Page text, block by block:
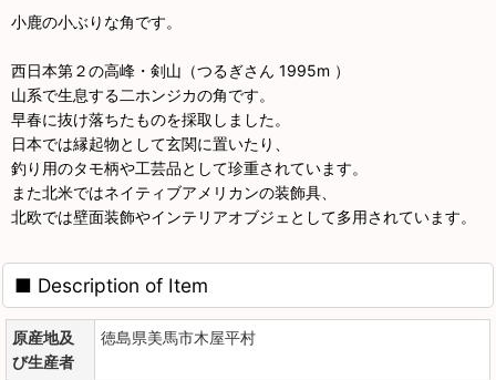
小鹿の小ぶりな角です。
西日本第２の高峰・剣山（つるぎさん 1995m ）
山系で生息する二ホンジカの角です。
早春に抜け落ちたものを採取しました。
日本では縁起物として玄関に置いたり、
釣り用のタモ柄や工芸品として珍重されています。
また北米ではネイティブアメリカンの装飾具、
北欧では壁面装飾やインテリアオブジェとして多用されています。
■ Description of Item
原産地及
び生産者
徳島県美馬市木屋平村